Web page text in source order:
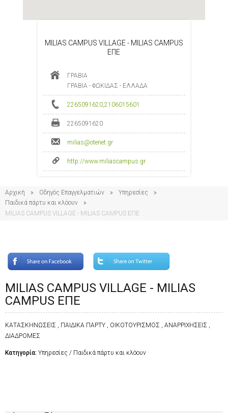
MILIAS CAMPUS VILLAGE - MILIAS CAMPUS
ΕΠΕ
ΓΡΑΒΙΑ
ΓΡΑΒΙΑ - ΦΩΚΙΔΑΣ - ΕΛΛΑΔΑ
2265091620,2106015601
2265091620
milias@otenet.gr
http://www.miliascampus.gr
Αρχική Οδηγός Επαγγελματιών
Υπηρεσίες
Παιδικά πάρτυ και κλόουν
MILIAS CAMPUS VILLAGE - MILIAS CAMPUS ΕΠΕ
MILIAS CAMPUS VILLAGE - MILIAS
CAMPUS ΕΠΕ
ΚΑΤΑΣΚΗΝΩΣΕΙΣ , ΠΑΙΔΙΚΑ ΠΑΡΤΥ , ΟΙΚΟΤΟΥΡΙΣΜΟΣ , ΑΝΑΡΡΙΧΗΣΕΙΣ ,
ΔΙΑΔΡΟΜΕΣ
Κατηγορία: Υπηρεσίες / Παιδικά πάρτυ και κλόουν